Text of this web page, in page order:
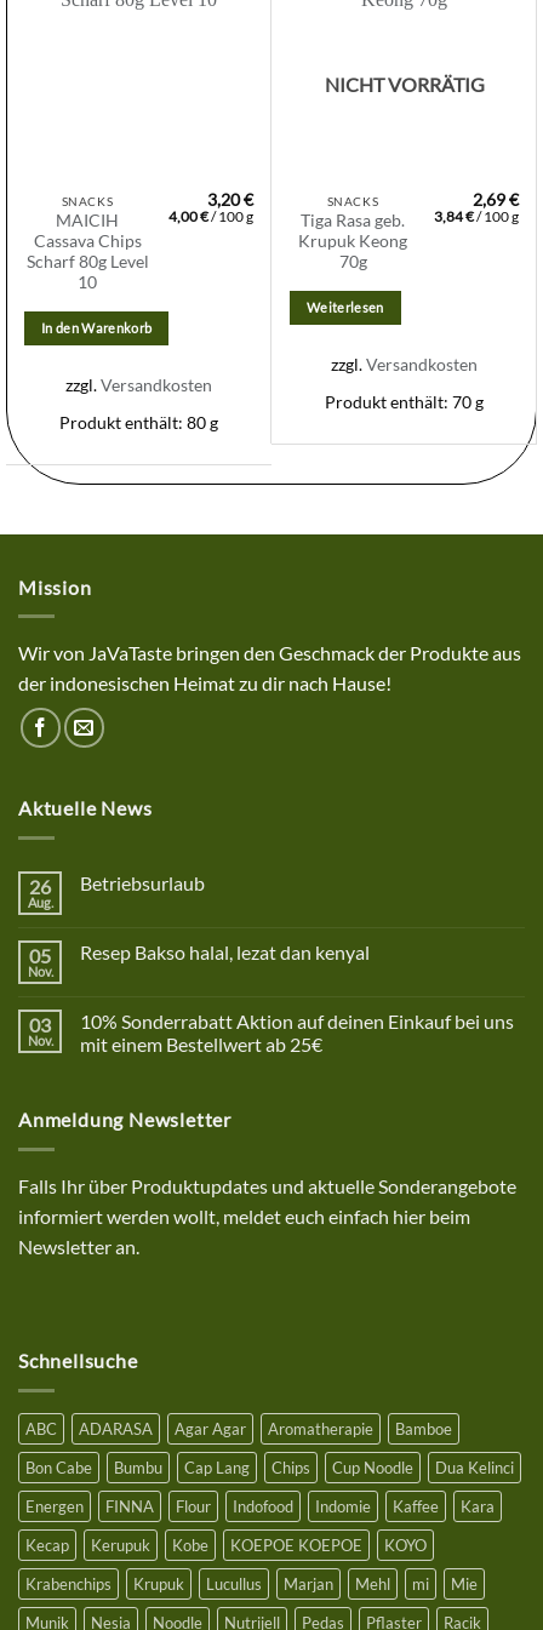
SNACKS
MAICIH
Cassava Chips
Scharf 80g Level
10
3,20€
4,00€/100g
In den Warenkorb
zzgl.Versandkosten
Produkt enthält: 80g
NICHT VORRÄTIG
SNACKS
Tiga Rasa geb.
Krupuk Keong
70g
2,69€
3,84€/100g
Weiterlesen
zzgl.Versandkosten
Produkt enthält: 70g
Mission
Wir von JaVaTaste bringen den Geschmack der Produkte aus
der indonesischen Heimat zu dir nach Hause!
Aktuelle News
26
Aug.
Betriebsurlaub
Betriebsurlaub
05
Nov.
Resep Bakso halal, lezat dan kenyal
Resep
Bakso
halal,
03
Nov.
10% Sonderrabatt Aktion auf deinen Einkauf bei uns
mit einem Bestellwert ab 25€
10%
Sonderrabatt
deinen
Einkauf
uns
mit
einem
Anmeldung Newsletter
Falls Ihr über Produktupdates und aktuelle Sonderangebote
informiert werden wollt, meldet euch einfach hier beim
Newsletter an.
Schnellsuche
ABC ADARASA Agar Agar Aromatherapie
Bamboe
Bon Cabe
Bumbu Cap Lang Chips Cup Noodle
Dua Kelinci
Energen
FINNA Flour Indofood Indomie Kaffee
Kara
Kecap
Kerupuk Kobe KOEPOE KOEPOE
KOYO
Krabenchips
Krupuk Lucullus Marjan Mehl mi
Mie
Munik
Nesia Noodle Nutrijell Pedas Pflaster Racik